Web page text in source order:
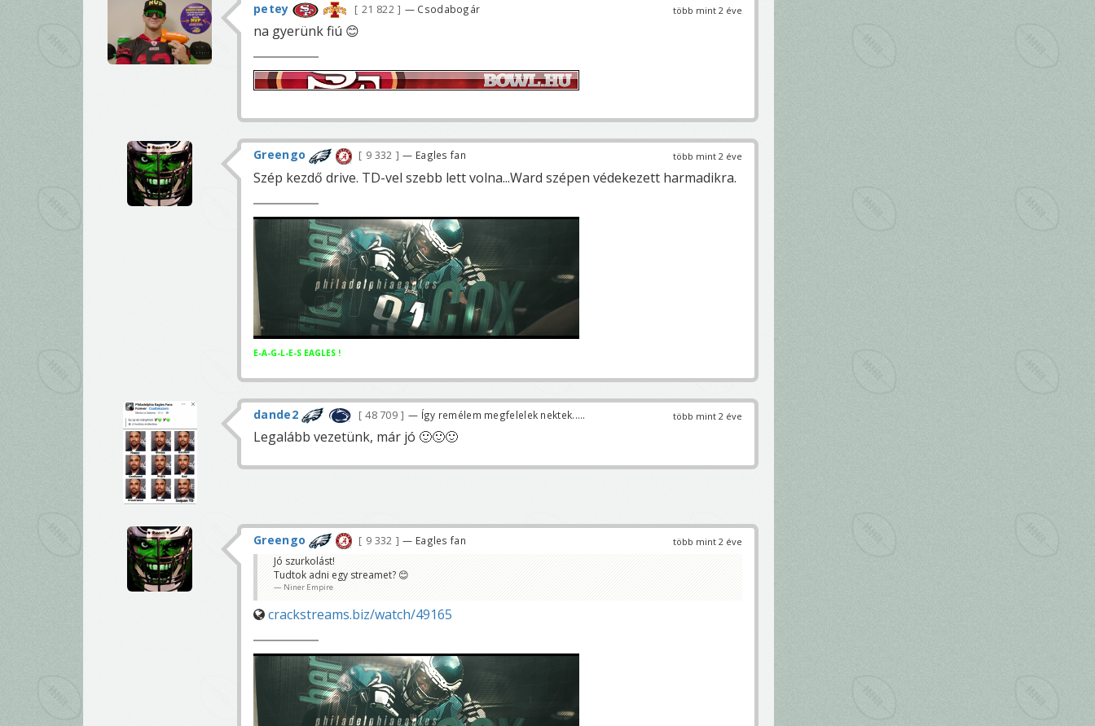
több mint 2 éve
petey 21 822 — Csodabogár
na gyerünk fiú 😊
több mint 2 éve
Greengo 9 332 — Eagles fan
Szép kezdő drive. TD-vel szebb lett volna...Ward szépen védekezett harmadikra.
E-A-G-L-E-S EAGLES !
több mint 2 éve
dande2 48 709 — Így remélem megfelelek nektek.....
Legalább vezetünk, már jó 🙂🙂🙂
több mint 2 éve
Greengo 9 332 — Eagles fan
Jó szurkolást!
Tudtok adni egy streamet? 😊
Niner Empire
crackstreams.biz/watch/49165